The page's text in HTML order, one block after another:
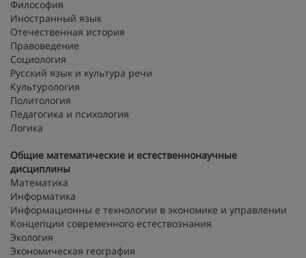
Философия
Иностранный язык
Отечественная история
Правоведение
Социология
Русский язык и культура речи
Культурология
Политология
Педагогика и психология
Логика
Общие математические и естественнонаучные
дисциплины
Математика
Информатика
Информационны е технологии в экономике и управлении
Концепции современного естествознания
Экология
Экономическая география